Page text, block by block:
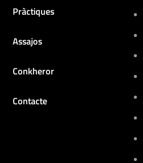
Pràctiques
Assajos
Conkheror
Contacte